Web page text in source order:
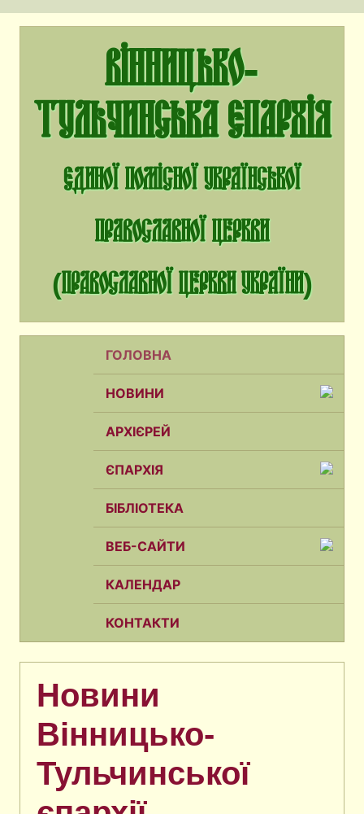
Вінницько-
Тульчинська єпархія
єдиної помісної Української
Православної Церкви
(Православної Церкви України)
ГОЛОВНА
НОВИНИ
АРХІЄРЕЙ
ЄПАРХІЯ
БІБЛІОТЕКА
ВЕБ-САЙТИ
КАЛЕНДАР
КОНТАКТИ
Новини
Вінницько-
Тульчинської